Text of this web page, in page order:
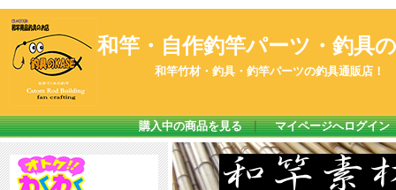
和竿・自作釣竿パーツ・釣具の
和竿竹材・釣具・釣竿パーツの釣具通販店！
購入中の商品を見る｜ マイページへログイン